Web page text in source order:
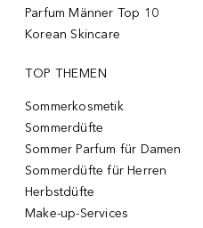
Parfum Männer Top 10
Korean Skincare
TOP THEMEN
Sommerkosmetik
Sommerdüfte
Sommer Parfum für Damen
Sommerdüfte für Herren
Herbstdüfte
Make-up-Services